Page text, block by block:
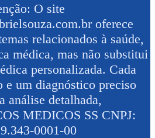
O site
oferece
relacionados à saúde,
médica, mas não substitui
personalizada. Cada
um diagnóstico preciso
análise detalhada,
MEDICOS SS CNPJ:
0001-00